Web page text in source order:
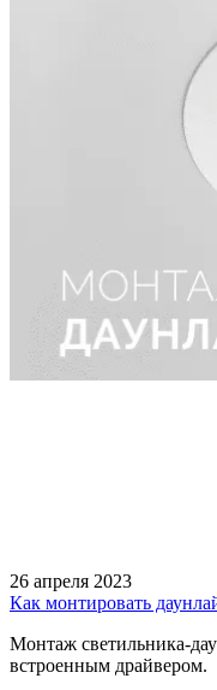
26 апреля 2023
Как монтировать
Монтаж светильника-
встроенным драйвером.